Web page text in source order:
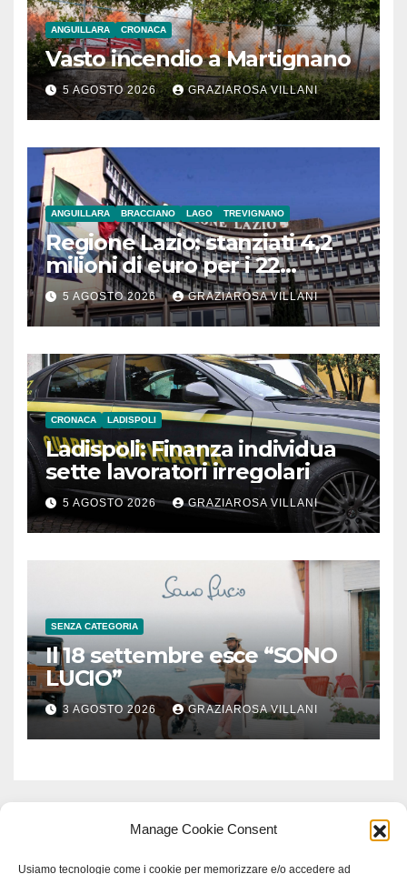
Manage Cookie Consent
Usiamo tecnologie come i cookie per memorizzare e/o accedere ad
ANGUILLARA CRONACA
Vasto incendio a Martignano
5 AGOSTO 2026 GRAZIAROSA VILLANI
ANGUILLARA BRACCIANO LAGO TREVIGNANO
Regione Lazio: stanziati 4,2
milioni di euro per i 22
Comuni dell’Etruria
Meridionale
5 AGOSTO 2026 GRAZIAROSA VILLANI
CRONACA LADISPOLI
Ladispoli: Finanza individua
sette lavoratori irregolari
5 AGOSTO 2026 GRAZIAROSA VILLANI
SENZA CATEGORIA
Il 18 settembre esce “SONO
LUCIO”
3 AGOSTO 2026 GRAZIAROSA VILLANI